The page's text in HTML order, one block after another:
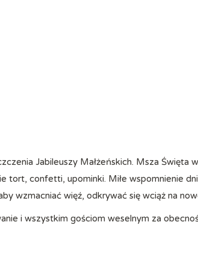
tort, confetti, upominki. Miłe wspomnienie
wzmacniać więź, odkrywać się wciąż na
i wszystkim gościom weselnym za